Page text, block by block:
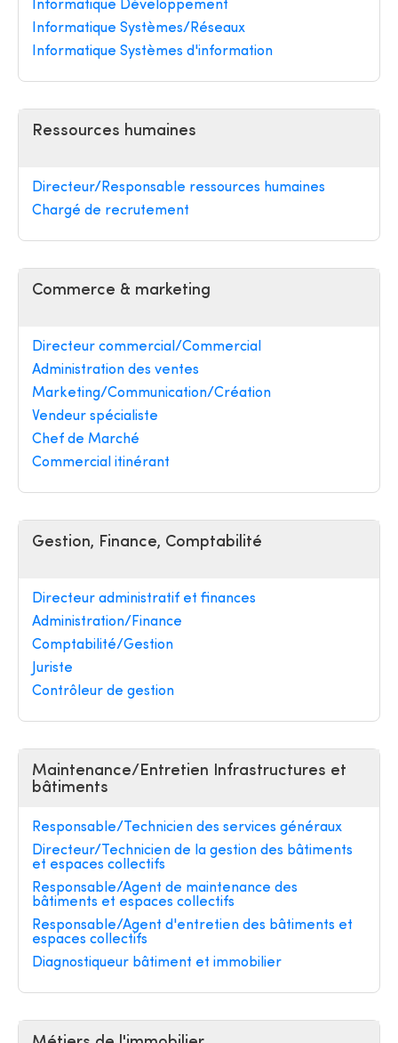
Informatique Développement
Informatique Systèmes/Réseaux
Informatique Systèmes d'information
Ressources humaines
Directeur/Responsable ressources humaines
Chargé de recrutement
Commerce & marketing
Directeur commercial/Commercial
Administration des ventes
Marketing/Communication/Création
Vendeur spécialiste
Chef de Marché
Commercial itinérant
Gestion, Finance, Comptabilité
Directeur administratif et finances
Administration/Finance
Comptabilité/Gestion
Juriste
Contrôleur de gestion
Maintenance/Entretien Infrastructures et
bâtiments
Responsable/Technicien des services généraux
Directeur/Technicien de la gestion des bâtiments
et espaces collectifs
Responsable/Agent de maintenance des
bâtiments et espaces collectifs
Responsable/Agent d'entretien des bâtiments et
espaces collectifs
Diagnostiqueur bâtiment et immobilier